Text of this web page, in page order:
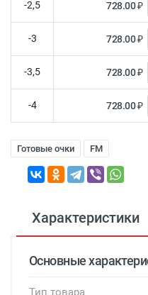
-2,5 728.00 ₽
-3 728.00 ₽
-3,5 728.00 ₽
-4 728.00 ₽
Готовые очки FM
Характеристики
Основные
Тип товара